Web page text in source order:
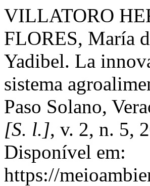
VILLATORO
FLORES, María
Yadibel. La
sistema
Paso Solano,
[S. l.], v. 2, n. 5,
Disponível em:
https://